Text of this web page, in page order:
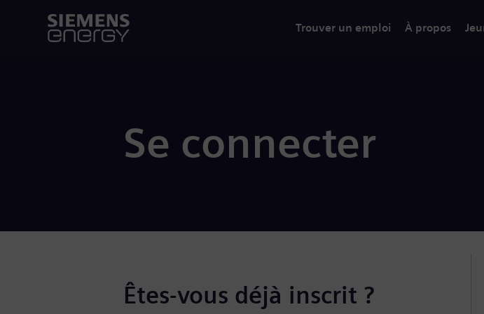
Trouver un emploi À propos
Se connecter
Êtes-vous déjà inscrit ?